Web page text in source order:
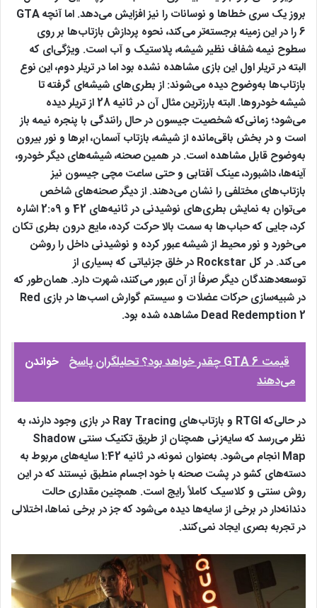
بروز یک سری خطاها و نوسانات را نیز افزایش می‌دهد. اما آنچه GTA
6 را در این زمینه برجسته‌تر می‌کند، نحوه پردازش بازتاب‌ها بر روی
سطوح نیمه ‌شفاف نظیر شیشه، پلاستیک و آب است. ویژگی‌ای که
البته در تریلر اول این بازی مشاهده نشده بود اما در تریلر دوم، این نوع
بازتاب‌ها به‌وضوح دیده می‌شوند: از بطری‌های شیشه‌ای گرفته تا
شیشه خودروها. البته بارزترین مثال آن در ثانیه 28 از تریلر دیده
می‌شود؛ زمانی‌که شخصیت جیسون در حال رانندگی با پنجره نیمه‌ باز
است و در بخش باقی‌مانده از شیشه، بازتاب آسمان، ابرها و نور بیرون
به‌وضوح قابل مشاهده است. در همین صحنه، شیشه‌های دیگر خودرو،
آینه‌ها، داشبورد، عینک آفتابی و حتی ساعت مچی جیسون نیز
بازتاب‌های مختلفی را نشان می‌دهند. از دیگر صحنه‌های شاخص
می‌توان به نمایش بطری‌های نوشیدنی در ثانیه‌های 42 و 2:09 اشاره
کرد، جایی که حباب‌ها به سمت بالا حرکت کرده، مایع درون بطری تکان
می‌خورد و نور محیط از شیشه عبور کرده و نوشیدنی داخل را روشن
می‌کند. در کل Rockstar در خلق جزئیاتی که بسیاری از
توسعه‌دهندگان دیگر صرفاً از آن عبور می‌کنند، شهرت دارد. همان‌طور که
در شبیه‌سازی حرکات عضلات و سیستم گوارش اسب‌ها در بازی Red
Dead Redemption 2 مشاهده شده بود.
خواندن قیمت GTA 6 چقدر خواهد بود؟ تحلیلگران پاسخ
می‌دهند
در حالی‌که RTGI و بازتاب‌های Ray Tracing در بازی وجود دارند، به
نظر می‌رسد که سایه‌زنی همچنان از طریق تکنیک سنتی Shadow
Map انجام می‌شود. به‌عنوان نمونه، در ثانیه 1:42 سایه‌های مربوط به
دسته‌های کشو در پشت صحنه با خود اجسام منطبق نیستند که در این
روش سنتی و کلاسیک کاملاً رایج است. همچنین مقداری حالت
دندانه‌دار در برخی از سایه‌ها دیده می‌شود که جز در برخی نماها، اختلالی
در تجربه بصری ایجاد نمی‌کنند.